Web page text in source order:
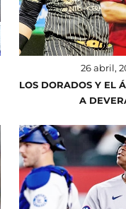
26 abril,
LOS DORADOS Y EL
A